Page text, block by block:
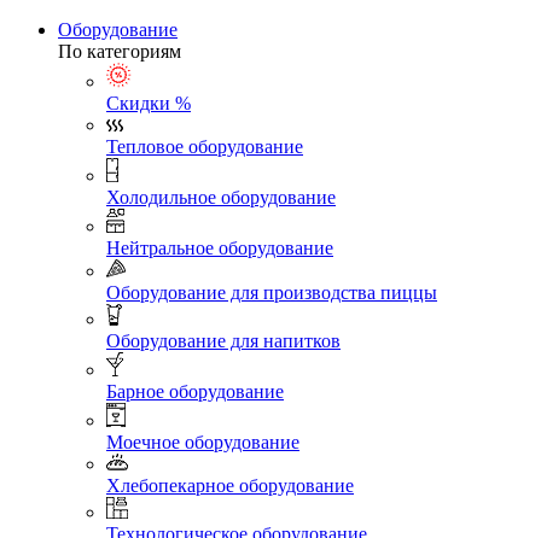
Оборудование
По категориям
Скидки %
Тепловое оборудование
Холодильное оборудование
Нейтральное оборудование
Оборудование для производства пиццы
Оборудование для напитков
Барное оборудование
Моечное оборудование
Хлебопекарное оборудование
Технологическое оборудование